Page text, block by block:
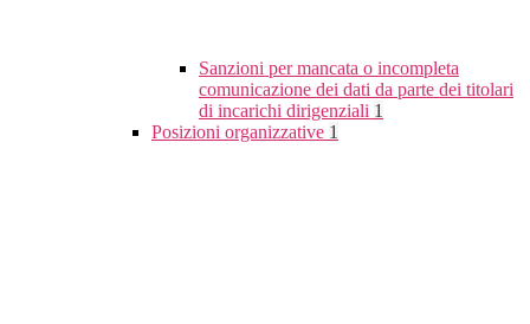
Sanzioni per mancata o incompleta
comunicazione dei dati da parte dei titolari
di incarichi dirigenziali 1
Posizioni organizzative 1